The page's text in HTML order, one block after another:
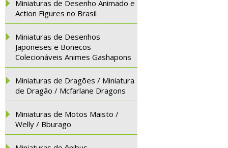
Miniaturas de Desenho Animado e
Action Figures no Brasil
Miniaturas de Desenhos
Japoneses e Bonecos
Colecionáveis Animes Gashapons
Miniaturas de Dragões / Miniatura
de Dragão / Mcfarlane Dragons
Miniaturas de Motos Maisto /
Welly / Bburago